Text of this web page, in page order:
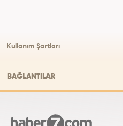
Kullanım Şartları
BAĞLANTILAR